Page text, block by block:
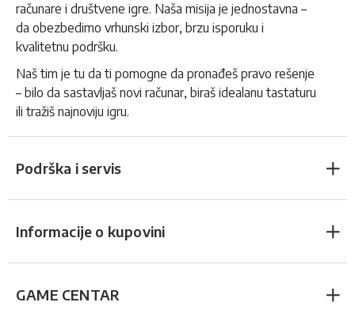
računare i društvene igre. Naša misija je jednostavna –
da obezbedimo vrhunski izbor, brzu isporuku i
kvalitetnu podršku.
Naš tim je tu da ti pomogne da pronađeš pravo rešenje
– bilo da sastavljaš novi računar, biraš idealanu tastaturu
ili tražiš najnoviju igru.
Podrška i servis
Informacije o kupovini
GAME CENTAR